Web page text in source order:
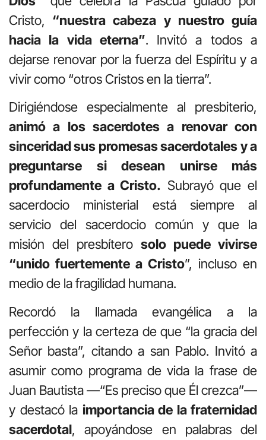
Cristo, “nuestra cabeza y nuestro guía
hacia la vida eterna”. Invitó a todos a
dejarse renovar por la fuerza del Espíritu y a
vivir como “otros Cristos en la tierra”.
Dirigiéndose especialmente al presbiterio,
animó a los sacerdotes a renovar con
sinceridad sus promesas sacerdotales y a
preguntarse si desean unirse más
profundamente a Cristo. Subrayó que el
sacerdocio ministerial está siempre al
servicio del sacerdocio común y que la
misión del presbítero solo puede vivirse
“unido fuertemente a Cristo”, incluso en
medio de la fragilidad humana.
Recordó la llamada evangélica a la
perfección y la certeza de que “la gracia del
Señor basta”, citando a san Pablo. Invitó a
asumir como programa de vida la frase de
Juan Bautista —“Es preciso que Él crezca”—
y destacó la importancia de la fraternidad
sacerdotal, apoyándose en palabras del